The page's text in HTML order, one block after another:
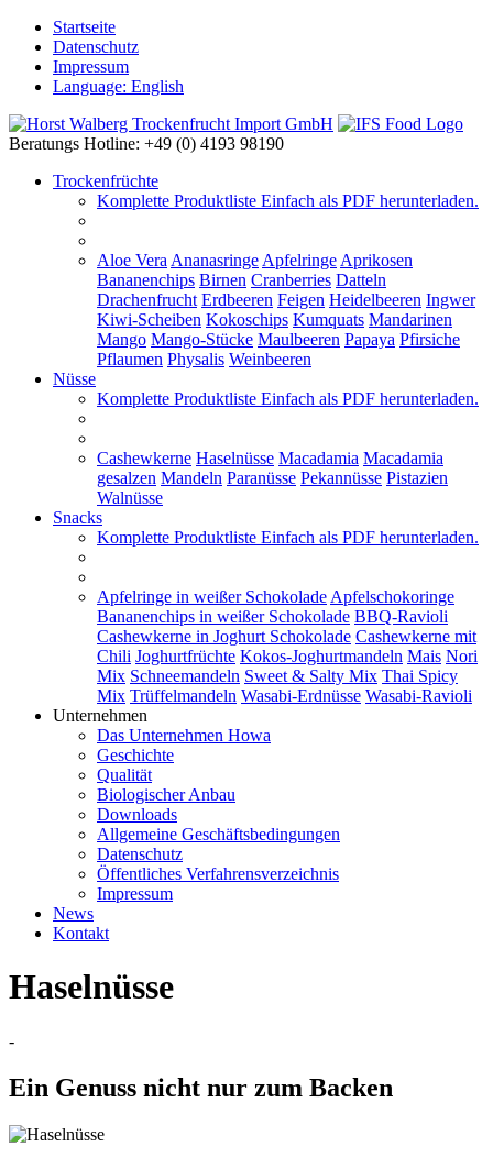
Startseite
Datenschutz
Impressum
Language: English
Beratungs Hotline: +49 (0) 4193 98190
Trockenfrüchte
Komplette Produktliste Einfach als PDF herunterladen.
Aloe Vera Ananasringe Apfelringe Aprikosen
Bananenchips Birnen Cranberries Datteln
Drachenfrucht Erdbeeren Feigen Heidelbeeren Ingwer
Kiwi-Scheiben Kokoschips Kumquats Mandarinen
Mango Mango-Stücke Maulbeeren Papaya Pfirsiche
Pflaumen Physalis Weinbeeren
Nüsse
Komplette Produktliste Einfach als PDF herunterladen.
Cashewkerne Haselnüsse Macadamia Macadamia
gesalzen Mandeln Paranüsse Pekannüsse Pistazien
Walnüsse
Snacks
Komplette Produktliste Einfach als PDF herunterladen.
Apfelringe in weißer Schokolade Apfelschokoringe
Bananenchips in weißer Schokolade BBQ-Ravioli
Cashewkerne in Joghurt Schokolade Cashewkerne mit
Chili Joghurtfrüchte Kokos-Joghurtmandeln Mais Nori
Mix Schneemandeln Sweet & Salty Mix Thai Spicy
Mix Trüffelmandeln Wasabi-Erdnüsse Wasabi-Ravioli
Unternehmen
Das Unternehmen Howa
Geschichte
Qualität
Biologischer Anbau
Downloads
Allgemeine Geschäftsbedingungen
Datenschutz
Öffentliches Verfahrensverzeichnis
Impressum
News
Kontakt
Haselnüsse
-
Ein Genuss nicht nur zum Backen